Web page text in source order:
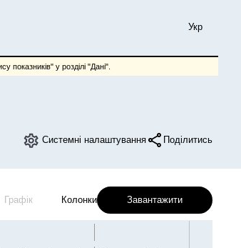
Укр
показників" у розділі "Дані".
Системні налаштування Поділитись
Графік Колонки Завантажити